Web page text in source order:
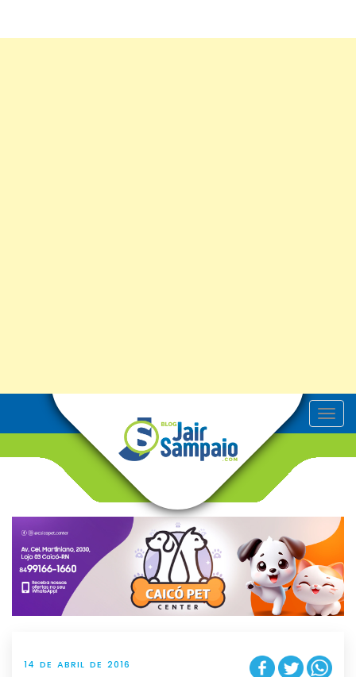
T
o
v
g
t
i
o
n
14 DE ABRIL DE 2016